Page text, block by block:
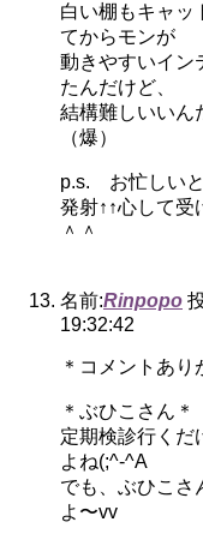
白い棚もキャッ
てからモンが
動きやすいイン
たんだけど、
結構難しいいん
（爆）
p.s. お忙しいと
発射↑↑心して受
＾＾
名前:Rinpopo
19:32:42
＊コメントあり
＊ぶひこさん＊
定期検診行くだ
よね(;^-^A
でも、ぶひこさ
よ〜vv